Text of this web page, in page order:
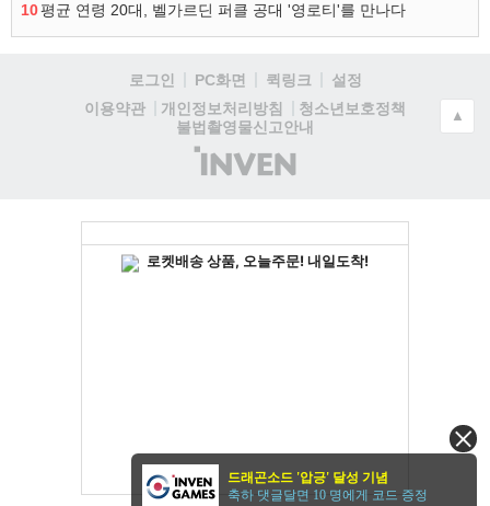
10평균 연령 20대, 벨가르딘 퍼클 공대 '영로티'를 만나다
로그인 PC화면 퀵링크
설정
이용약관
개인정보처리방침
청소년보호정책
불법촬영물신고안내
(주)
인
▲
드래곤소드 '압긍' 달성 기념
축하 댓글달면 10 명에게 코드 증정